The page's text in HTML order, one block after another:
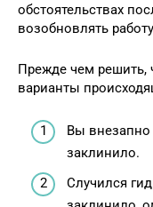
обстоятельствах
возобновлять
Прежде чем решить,
варианты
Вы внезапно
заклинило.
Случился